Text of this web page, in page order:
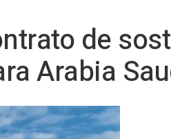
de
Arabia